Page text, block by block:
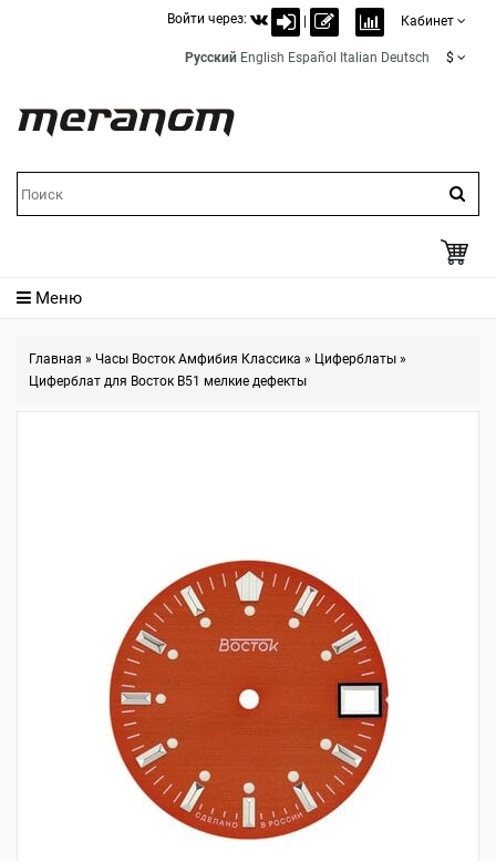
Войти через: Кабинет
Русский English Español Italian Deutsch $
Меню
Главная » Часы Восток Амфибия Классика » Циферблаты »
Циферблат для Восток B51 мелкие дефекты